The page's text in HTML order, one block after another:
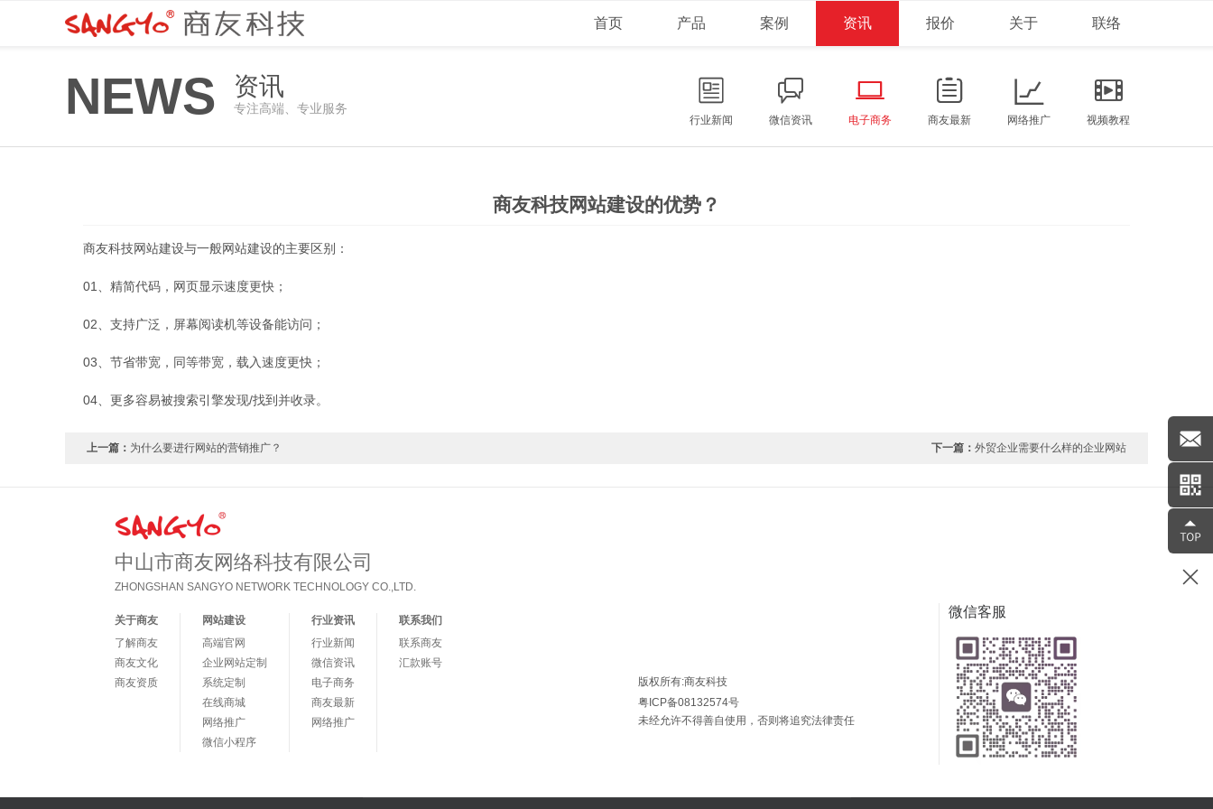
首页 产品 案例 资讯 报价 关于 联络
NEWS 资讯
专注高端、专业服务
行业新闻 微信资讯 电子商务 商友最新 网络推广 视频教程
商友科技网站建设的优势？
商友科技网站建设与一般网站建设的主要区别：
01、精简代码，网页显示速度更快；
02、支持广泛，屏幕阅读机等设备能访问；
03、节省带宽，同等带宽，载入速度更快；
04、更多容易被搜索引擎发现/找到并收录。
上一篇： 为什么要进行网站的营销推广？ 下一篇： 外贸企业需要什么样的企业网站
中山市商友网络科技有限公司
ZHONGSHAN SANGYO NETWORK TECHNOLOGY CO.,LTD.
关于商友
了解商友
商友文化
商友资质
网站建设
高端官网
企业网站定制
系统定制
在线商城
网络推广
微信小程序
行业资讯
行业新闻
微信资讯
电子商务
商友最新
网络推广
联系我们
联系商友
汇款账号
微信客服
版权所有:商友科技
粤ICP备08132574号
未经允许不得善自使用，否则将追究法律责任